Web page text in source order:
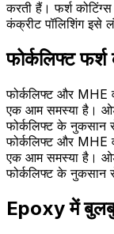
करती हैं। फर्श
कंक्रीट पॉलिशिंग इसे
फोर्कलिफ्ट
फोर्कलिफ्ट और MHE
एक आम समस्या है।
फोर्कलिफ्ट के नुकसान
फोर्कलिफ्ट और MHE
एक आम समस्या है।
फोर्कलिफ्ट के नुकसान
Epoxy में